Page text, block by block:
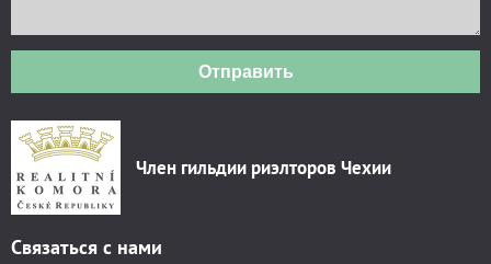
Отправить
Член гильдии риэлторов Чехии
Связаться с нами